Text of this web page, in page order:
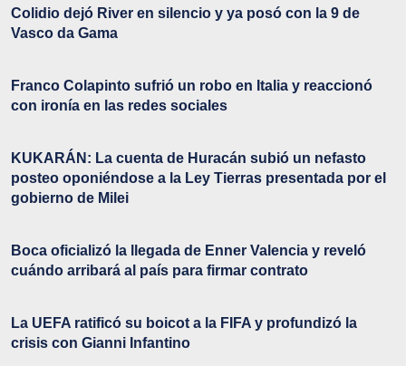
Colidio dejó River en silencio y ya posó con la 9 de
Vasco da Gama
Franco Colapinto sufrió un robo en Italia y reaccionó
con ironía en las redes sociales
KUKARÁN: La cuenta de Huracán subió un nefasto
posteo oponiéndose a la Ley Tierras presentada por el
gobierno de Milei
Boca oficializó la llegada de Enner Valencia y reveló
cuándo arribará al país para firmar contrato
La UEFA ratificó su boicot a la FIFA y profundizó la
crisis con Gianni Infantino